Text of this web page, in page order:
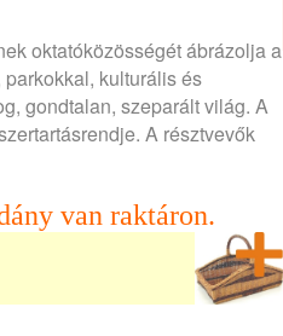
oktatóközösségét ábrázolja a
kulturális és
gondtalan, szeparált világ. A
A résztvevők
van raktáron.